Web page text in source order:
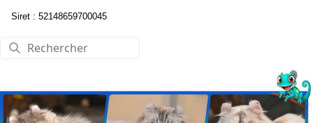
Siret : 52148659700045